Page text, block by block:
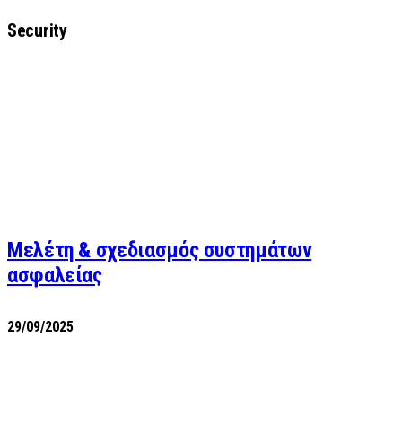
Security
Μελέτη & σχεδιασμός συστημάτων
ασφαλείας
29/09/2025